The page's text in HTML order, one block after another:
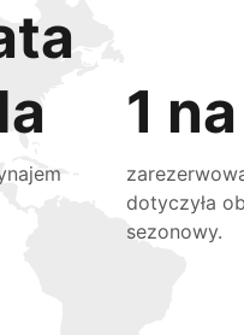
1
dotyczyła
sezonowy.